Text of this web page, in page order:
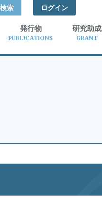
索 ログイン
発行物
PUBLICATIONS
研究助成
GRANT